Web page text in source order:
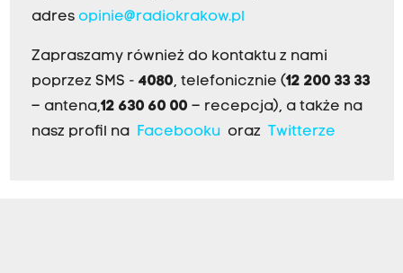
adres opinie@radiokrakow.pl
Zapraszamy również do kontaktu z nami
poprzez SMS - 4080, telefonicznie (12 200 33 33
– antena,12 630 60 00 – recepcja), a także na
nasz profil na
Facebookuoraz Twitterze